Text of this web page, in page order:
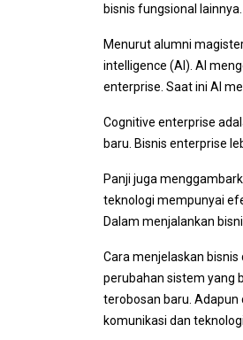
bisnis fungsional
Menurut alumni
intelligence (AI). AI
enterprise . Saat ini AI
Cognitive enterprise
baru. Bisnis enterprise
Panji juga
teknologi mempunyai
Dalam menjalankan
Cara menjelaskan bisnis
perubahan sistem yang
terobosan baru. Adapun
komunikasi dan